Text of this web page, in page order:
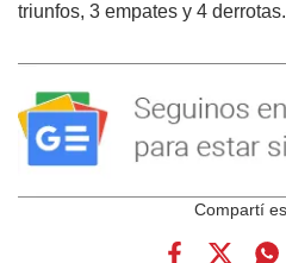
triunfos, 3 empates y 4 derrotas.